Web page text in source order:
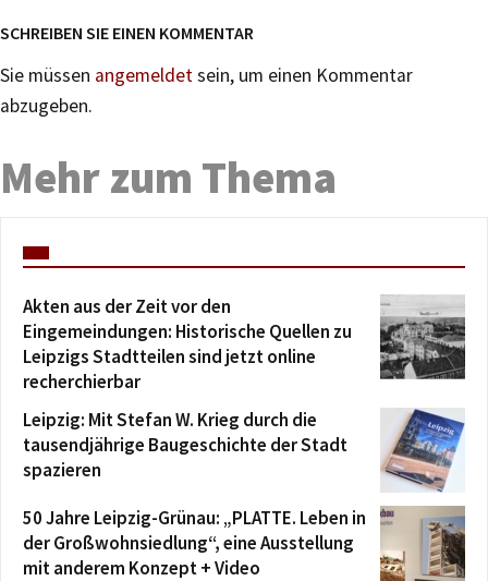
SCHREIBEN SIE EINEN KOMMENTAR
Sie müssen angemeldetsein, um einen Kommentar
abzugeben.
Mehr zum Thema
Akten aus der Zeit vor den
Eingemeindungen: Historische Quellen zu
Leipzigs Stadtteilen sind jetzt online
recherchierbar
Leipzig: Mit Stefan W. Krieg durch die
tausendjährige Baugeschichte der Stadt
spazieren
50 Jahre Leipzig-Grünau: „PLATTE. Leben in
der Großwohnsiedlung“, eine Ausstellung
mit anderem Konzept + Video